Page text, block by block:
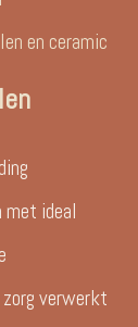
en ceramic
ideal
verwerkt